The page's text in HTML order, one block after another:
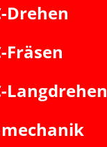
Drehen
Fräsen
Langdrehen